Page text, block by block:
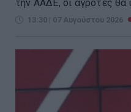
την ΑΑΔΕ, οι αγρότες θα
13:30 | 07 Αυγούστου 2026